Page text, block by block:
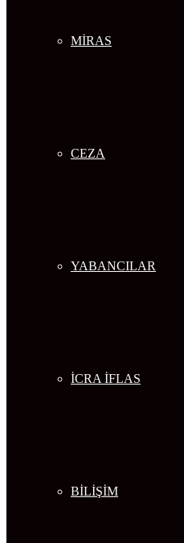
MİRAS
CEZA
YABANCILAR
İCRA İFLAS
BİLİŞİM